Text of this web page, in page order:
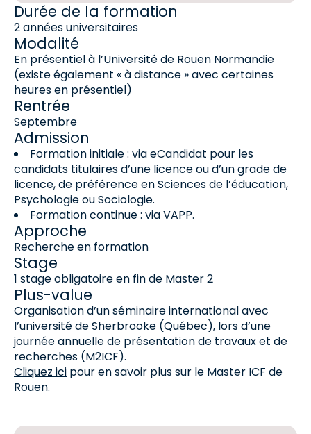
Durée de la formation
2 années universitaires
Modalité
En présentiel à l’Université de Rouen Normandie
(existe également « à distance » avec certaines
heures en présentiel)
Rentrée
Septembre
Admission
Formation initiale : via eCandidat pour les
candidats titulaires d’une licence ou d’un grade de
licence, de préférence en Sciences de l’éducation,
Psychologie ou Sociologie.
Formation continue : via VAPP.
Approche
Recherche en formation
Stage
1 stage obligatoire en fin de Master 2
Plus-value
Organisation d’un séminaire international avec
l’université de Sherbrooke (Québec), lors d’une
journée annuelle de présentation de travaux et de
recherches (M2ICF).
Cliquez ici pour en savoir plus sur le Master ICF de
Rouen.